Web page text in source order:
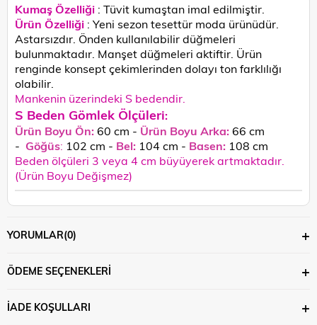
Kumaş Özelliği : Tüvit kumaştan imal edilmiştir.
Ürün Özelliği : Yeni sezon tesettür moda ürünüdür.
Astarsızdır. Önden kullanılabilir düğmeleri
bulunmaktadır. Manşet düğmeleri aktiftir. Ürün
renginde konsept çekimlerinden dolayı ton farklılığı
olabilir.
Mankenin üzerindeki S bedendir.
S Beden Gömlek Ölçüleri:
Ürün Boyu Ön:60 cm - Ürün Boyu Arka:66 cm
- Göğüs: 102 cm - Bel: 104 cm - Basen: 108 cm
Beden ölçüleri 3 veya 4 cm büyüyerek artmaktadır.
(Ürün Boyu Değişmez)
YORUMLAR(0)
ÖDEME SEÇENEKLERI
İADE KOŞULLARI